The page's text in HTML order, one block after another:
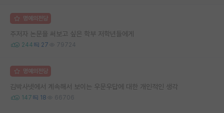
명예의전당
주저자 논문을 써보고 싶은 학부 저학년들에게
244 27 79724
명예의전당
김박사넷에서 계속해서 보이는 우문우답에 대한 개인적인 생각
147 18 66706